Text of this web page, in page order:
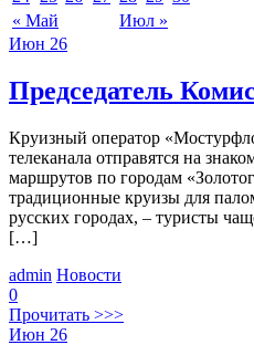
« Май Июл »
Июн 26
Председатель
Круизный оператор
телеканала отправятся на
маршрутов по городам
традиционные круизы для
русских городах, – туристы
[…]
admin Новости
0
Прочитать >>>
Июн 26